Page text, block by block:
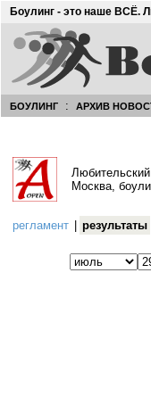
Боулинг - это наше ВСЁ.
БОУЛИНГ : АРХИВ
Москва,
регламент результаты